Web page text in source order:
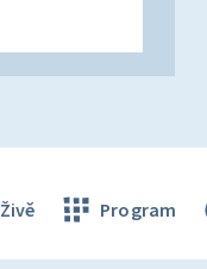
Živě Program